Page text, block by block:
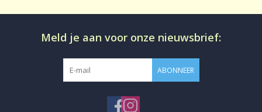
Meld je aan voor onze nieuwsbrief:
ABONNEER